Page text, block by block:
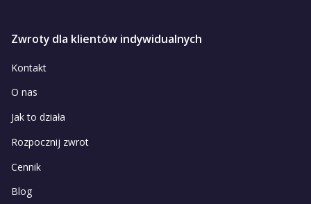
Zwroty dla klientów indywidualnych
Kontakt
O nas
Jak to działa
Rozpocznij zwrot
Cennik
Blog